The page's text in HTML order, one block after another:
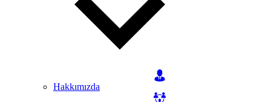
Hakkımızda